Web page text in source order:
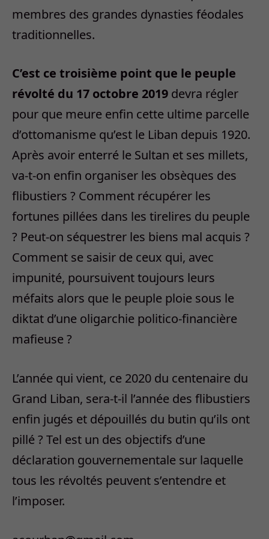
membres des grandes dynasties féodales
traditionnelles.
C’est ce troisième point que le peuple
révolté du 17 octobre 2019 devra régler
pour que meure enfin cette ultime parcelle
d’ottomanisme qu’est le Liban depuis 1920.
Après avoir enterré le Sultan et ses millets,
va-t-on enfin organiser les obsèques des
flibustiers ? Comment récupérer les
fortunes pillées dans les tirelires du peuple
? Peut-on séquestrer les biens mal acquis ?
Comment se saisir de ceux qui, avec
impunité, poursuivent toujours leurs
méfaits alors que le peuple ploie sous le
diktat d’une oligarchie politico-financière
mafieuse ?
L’année qui vient, ce 2020 du centenaire du
Grand Liban, sera-t-il l’année des flibustiers
enfin jugés et dépouillés du butin qu’ils ont
pillé ? Tel est un des objectifs d’une
déclaration gouvernementale sur laquelle
tous les révoltés peuvent s’entendre et
l’imposer.